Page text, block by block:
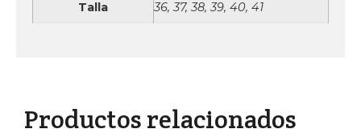
Productos relacionados
Talla 36, 37, 38, 39, 40, 41